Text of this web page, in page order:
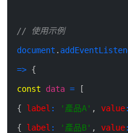
// 使用示例
document .
=> {
const data =
[
{
label : '產品A' , value:
{
label : '產品B' , value: